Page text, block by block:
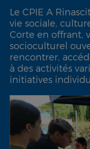
Le CPIE A
vie sociale,
Corte en offrant,
socioculturel
rencontrer,
à des activités
initiatives